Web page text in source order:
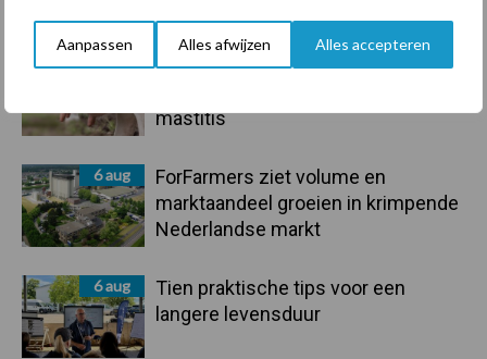
Aanpassen Alles afwijzen Alles accepteren
7 aug
De speenhuid: een vaak
mastitis
6 aug
ForFarmers ziet volume en
marktaandeel groeien in krimpende
Nederlandse markt
6 aug
Tien praktische tips voor een
langere levensduur